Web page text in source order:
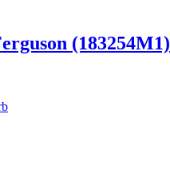
(183254M1)